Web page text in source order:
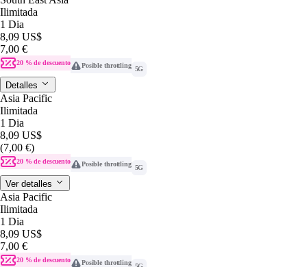
Ilimitada
1 Dia
8,09 US$
7,00 €
20 % de descuento Posible throttling 5G
Detalles
Asia Pacific
Ilimitada
1 Dia
8,09 US$
(7,00 €)
20 % de descuento Posible throttling 5G
Ver detalles
Asia Pacific
Ilimitada
1 Dia
8,09 US$
7,00 €
20 % de descuento Posible throttling